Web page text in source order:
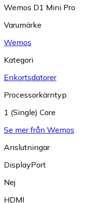
Wemos D1 Mini Pro
Varumärke
Wemos
Kategori
Enkortsdatorer
Processorkärntyp
1 (Single) Core
Se mer från Wemos
Anslutningar
DisplayPort
Nej
HDMI